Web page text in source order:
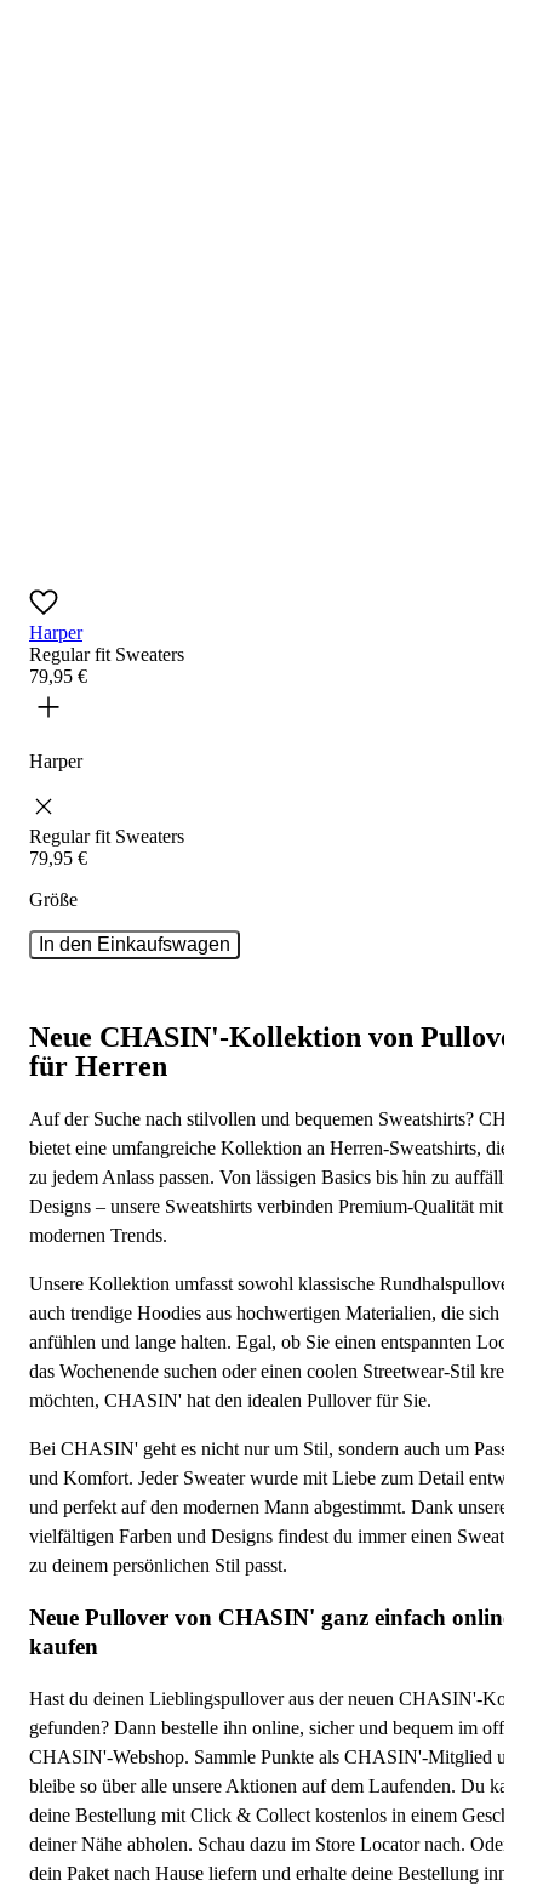
Harper
Regular fit Sweaters
79,95 €
Harper
Regular fit Sweaters
79,95 €
Größe
In den Einkaufswagen
Neue CHASIN'-Kollektion von Pullovern
für Herren
Auf der Suche nach stilvollen und bequemen Sweatshirts?
bietet eine umfangreiche Kollektion an Herren-Sweatshirts, die
zu jedem Anlass passen. Von lässigen Basics bis hin zu auffälligen
Designs – unsere Sweatshirts verbinden Premium-Qualität mit
modernen Trends.
Unsere Kollektion umfasst sowohl klassische Rundhalspullover als
auch trendige Hoodies aus hochwertigen Materialien, die sich
anfühlen und lange halten. Egal, ob Sie einen entspannten Look für
das Wochenende suchen oder einen coolen Streetwear-Stil kreieren
möchten, CHASIN' hat den idealen Pullover für Sie.
Bei CHASIN' geht es nicht nur um Stil, sondern auch um Passform
und Komfort. Jeder Sweater wurde mit Liebe zum Detail
und perfekt auf den modernen Mann abgestimmt. Dank unserer
vielfältigen Farben und Designs findest du immer einen Sweater,
zu deinem persönlichen Stil passt.
Neue Pullover von CHASIN' ganz einfach online
kaufen
Hast du deinen Lieblingspullover aus der neuen CHASIN'-
gefunden? Dann bestelle ihn online, sicher und bequem im
CHASIN'-Webshop. Sammle Punkte als CHASIN'-Mitglied und
bleibe so über alle unsere Aktionen auf dem Laufenden. Du kannst
deine Bestellung mit Click & Collect kostenlos in einem Geschäft
deiner Nähe abholen. Schau dazu im Store Locator nach. Oder
dein Paket nach Hause liefern und erhalte deine Bestellung